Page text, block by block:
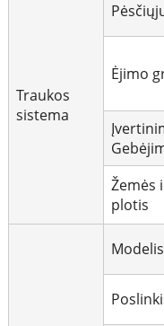
Traukos
sistema
Ėjimo
Žemės
plotis
Modelis